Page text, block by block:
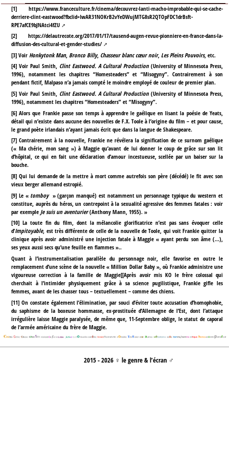
[1] https://www.franceculture.fr/cinema/decouvrez-lanti-macho-improbable-qui-se-cache-
derriere-clint-eastwood?fbclid=IwAR31NOKrB2vYeDWujMTG8sR2QTOpFDC1drBsft-
RPE7afCE9bJNAtci4fZU
[2] https://delautrecote.org/2017/01/17/tausend-augen-revue-pionniere-en-france-dans-la-
diffusion-des-cultural-et-gender-studies/
[3]Voir Honkytonk Man, Bronco Billy, Chasseur blanc cœur noir, Les Pleins Pouvoirs, etc.
[4]Voir Paul Smith,Clint Eastwood. A Cultural Production(University of Minnesota Press,
1996), notamment les chapitres “Homesteaders” et “Misogyny”. Contrairement à son
pendant fictif, Malpaso n’a jamais compté le moindre employé de couleur de premier plan.
[5]Voir Paul Smith,Clint Eastwood. A Cultural Production(University of Minnesota Press,
1996), notamment les chapitres “Homesteaders” et “Misogyny”.
[6]Alors que Frankie passe son temps à apprendre le gaélique en lisant la poésie de Yeats,
détail qui n’existe dans aucune des nouvelles de F.X. Toole à l’origine du film – et pour cause,
le grand poète irlandais n’ayant jamais écrit que dans la langue de Shakespeare.
[7]Contrairement à la nouvelle, Frankie ne révélera la signification de ce surnom gaélique
(« Ma chérie, mon sang ») à Maggie qu’avant de lui donner le coup de grâce sur son lit
d’hôpital, ce qui en fait une déclaration d’amour incestueuse, scellée par un baiser sur la
bouche.
[8]Qui lui demande de la mettre à mort comme autrefois son père (décédé) le fit avec son
vieux berger allemand estropié.
[9] Le « tomboy » (garçon manqué) est notamment un personnage typique du western et
constitue, auprès du héros, un contrepoint à la sexualité agressive des femmes fatales : voir
par exemple Je suis un aventurier(Anthony Mann, 1955). »
[10] La toute fin du film, dont la mélancolie glorificatrice n’est pas sans évoquer celle
d’Impitoyable, est très différente de celle de la nouvelle de Toole, qui voit Frankie quitter la
clinique après avoir administré une injection fatale à Maggie « ayant perdu son âme (…),
ses yeux aussi secs qu’une feuille en flammes »..
Quant à l’instrumentalisation parallèle du personnage noir, elle favorise en outre le
remplacement d’une scène de la nouvelle « Million Dollar Baby », où Frankie administre une
vigoureuse correction à la famille de Maggie[[Après avoir mis KO le frère colossal qui
cherchait à l’intimider physiquement grâce à sa science pugilistique, Frankie gifle les
femmes, avant de les chasser tous – textuellement – comme des chiens.
[11] On constate également l’élimination, par souci d’éviter toute accusation d’homophobie,
du saphisme de la boxeuse hommasse, ex-prostituée d’Allemagne de l’Est, dont l’attaque
irrégulière laisse Maggie paralysée, de même que, 11-Septembre oblige, le statut de caporal
de l’armée américaine du frère de Maggie.
2015 - 2026 ♀ le genre & l’écran ♂